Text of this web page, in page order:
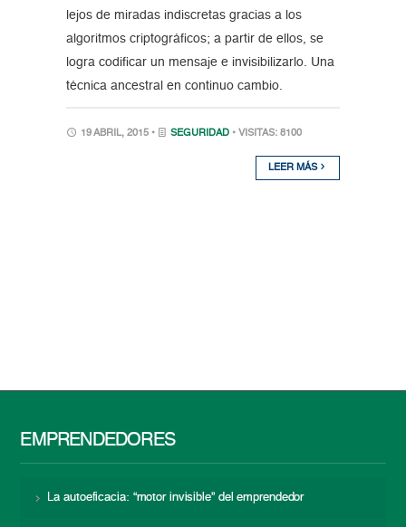
lejos de miradas indiscretas gracias a los
algoritmos criptográficos; a partir de ellos, se
logra codificar un mensaje e invisibilizarlo. Una
técnica ancestral en continuo cambio.
19 ABRIL, 2015 • SEGURIDAD • VISITAS: 8100
LEER MÁS
EMPRENDEDORES
La autoeficacia: “motor invisible” del emprendedor